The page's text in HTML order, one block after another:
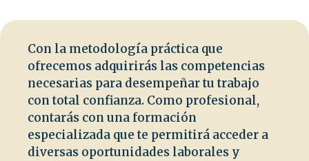
Con la metodología práctica que
ofrecemos adquirirás las competencias
necesarias para desempeñar tu trabajo
con total confianza. Como profesional,
contarás con una formación
especializada que te permitirá acceder a
diversas oportunidades laborales y